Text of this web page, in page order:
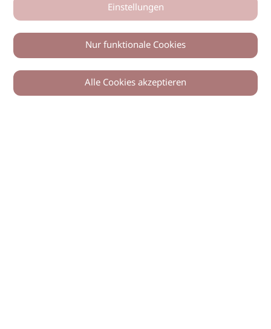
Einstellungen
Nur funktionale Cookies
Alle Cookies akzeptieren